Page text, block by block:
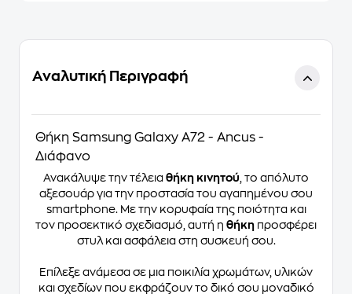
Αναλυτική Περιγραφή
Θήκη Samsung Galaxy A72 - Ancus -
Διάφανο
Ανακάλυψε την τέλεια θήκη κινητού , το απόλυτο
αξεσουάρ για την προστασία του αγαπημένου σου
smartphone. Με την κορυφαία της ποιότητα και
τον προσεκτικό σχεδιασμό, αυτή η θήκη προσφέρει
στυλ και ασφάλεια στη συσκευή σου.
Επίλεξε ανάμεσα σε μια ποικιλία χρωμάτων, υλικών
και σχεδίων που εκφράζουν το δικό σου μοναδικό